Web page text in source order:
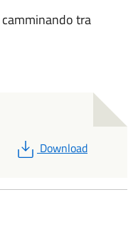
tra
PDF
Download